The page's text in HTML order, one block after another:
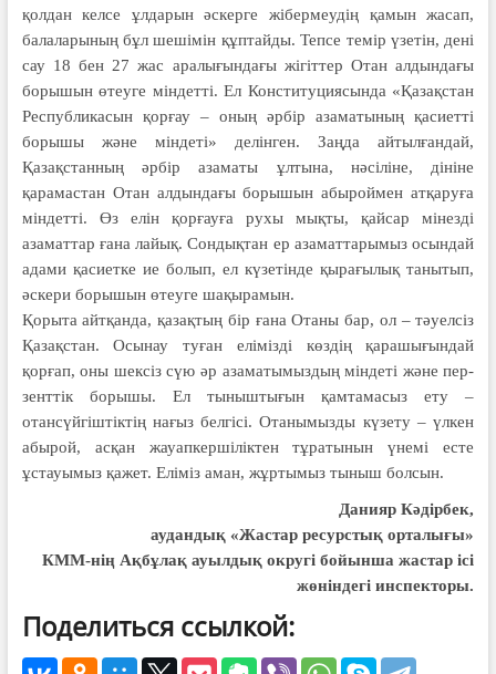
қолдан келсе ұлдарын әскерге жібермеудің қамын жасап,
балаларының бұл шешімін құптайды. Тепсе темір үзетін, дені
сау 18 бен 27 жас аралығындағы жігіттер Отан алдындағы
борышын өтеуге міндетті. Ел Конституциясында «Қазақстан
Республикасын қорғау – оның әрбір азаматының қасиетті
борышы және міндеті» делінген. Заңда айтылғандай,
Қазақстанның әрбір азаматы ұлтына, нәсіліне, дініне
қарамастан Отан алдындағы борышын абыроймен атқаруға
міндетті. Өз елін қорғауға рухы мықты, қайсар мінезді
азаматтар ғана лайық. Сондықтан ер азаматтарымыз осындай
адами қасиетке ие болып, ел күзетінде қырағылық танытып,
әскери борышын өтеуге шақырамын.
Қорыта айтқанда, қазақтың бір ғана Отаны бар, ол – тәуелсіз
Қа­зақстан. Осынау туған елімізді көздің қара­шығындай
қорғап, оны шексіз сүю әр азаматымыздың міндеті және пер­­
зенттік борышы. Ел тыныштығын қамтамасыз ету –
отансүйгіштіктің нағыз белгісі. Отанымызды күзету – үл­кен
абырой, асқан жауапкершіліктен тұраты­нын үнемі есте
ұстауымыз қажет. Еліміз аман, жұртымыз тыныш болсын.
Данияр Кәдірбек,
аудандық «Жастарресурстық орталығы»
КММ-нің Ақбұлақ ауылдықокругі бойынша жастарісі
жөніндегі инспекторы.
Поделиться ссылкой: